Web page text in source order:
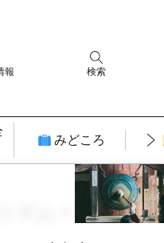
報 検索
みどころ
ズム × ガスト